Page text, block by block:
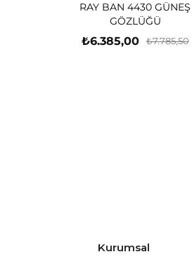
RAY BAN 4430 GÜNEŞ
GÖZLÜĞÜ
₺6.385,00 ₺7.785,50
Kurumsal